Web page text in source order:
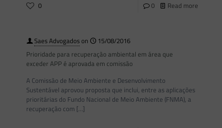
0 0 Read more
Saes Advogadoson
15/08/2016
Prioridade para recuperação ambiental em área que
exceder APP é aprovada em comissão
A Comissão de Meio Ambiente e Desenvolvimento
Sustentável aprovou proposta que inclui, entre as aplicações
prioritárias do Fundo Nacional de Meio Ambiente (FNMA), a
recuperação com […]